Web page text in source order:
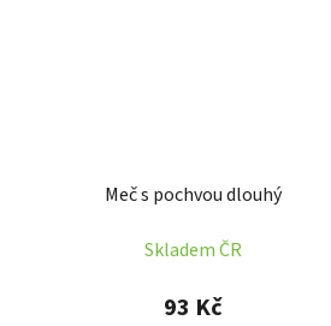
Meč s pochvou dlouhý
Skladem ČR
93 Kč